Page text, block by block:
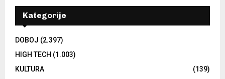
Kategorije
DOBOJ (2.397)
HIGH TECH (1.003)
KULTURA
(139)